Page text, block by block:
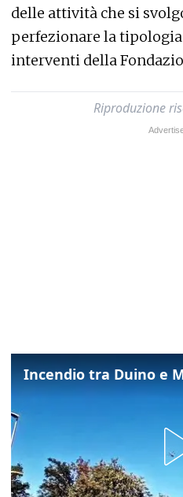
delle attività che si
perfezionare la
interventi della
Riproduzione